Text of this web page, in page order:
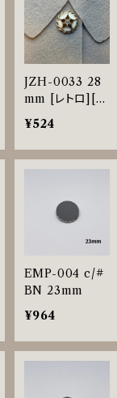
JZH-0033 28
mm [レトロ][高
級感][花型]
¥524
EMP-004 c/#
BN 23mm
¥964